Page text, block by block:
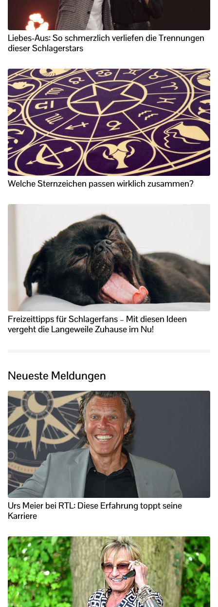
Liebes-Aus: So schmerzlich verliefen die Trennungen
dieser Schlagerstars
Welche Sternzeichen passen wirklich zusammen?
Freizeittipps für Schlagerfans – Mit diesen Ideen
vergeht die Langeweile Zuhause im Nu!
Neueste Meldungen
Urs Meier bei RTL: Diese Erfahrung toppt seine
Karriere